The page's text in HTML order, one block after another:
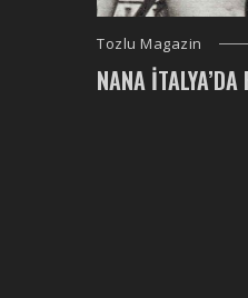
Tozlu Magazin
NANA